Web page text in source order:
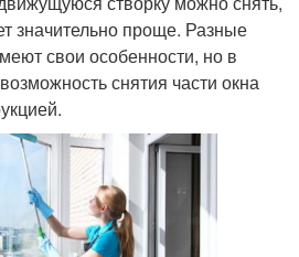
значительно проще. Разные
свои особенности, но в
снятия части окна